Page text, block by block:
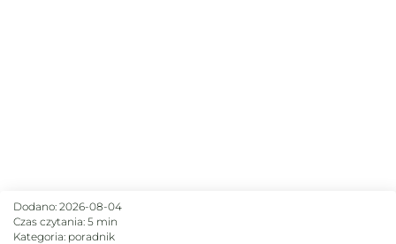
Dodano: 2026-08-04
Czas czytania: 5 min
Kategoria: poradnik